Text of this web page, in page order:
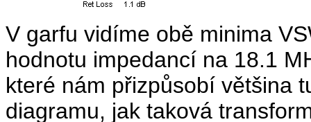
V garfu vidíme obě minima
hodnotu impedancí na 18.1
které nám přizpůsobí většina
diagramu, jak taková